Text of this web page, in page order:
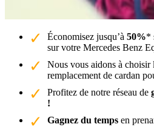
Économisez jusqu’à 50%*
sur votre Mercedes Benz
Nous vous aidons à choisir
remplacement de cardan
Profitez de notre réseau de
!
Gagnez du temps en